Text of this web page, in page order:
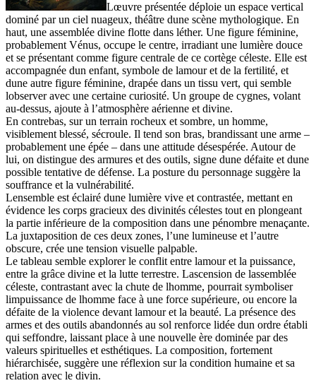
Lœuvre présentée déploie un espace vertical
dominé par un ciel nuageux, théâtre dune scène mythologique. En
haut, une assemblée divine flotte dans léther. Une figure féminine,
probablement Vénus, occupe le centre, irradiant une lumière douce
et se présentant comme figure centrale de ce cortège céleste. Elle est
accompagnée dun enfant, symbole de lamour et de la fertilité, et
dune autre figure féminine, drapée dans un tissu vert, qui semble
lobserver avec une certaine curiosité. Un groupe de cygnes, volant
au-dessus, ajoute à l’atmosphère aérienne et divine.
En contrebas, sur un terrain rocheux et sombre, un homme,
visiblement blessé, sécroule. Il tend son bras, brandissant une arme –
probablement une épée – dans une attitude désespérée. Autour de
lui, on distingue des armures et des outils, signe dune défaite et dune
possible tentative de défense. La posture du personnage suggère la
souffrance et la vulnérabilité.
Lensemble est éclairé dune lumière vive et contrastée, mettant en
évidence les corps gracieux des divinités célestes tout en plongeant
la partie inférieure de la composition dans une pénombre menaçante.
La juxtaposition de ces deux zones, l’une lumineuse et l’autre
obscure, crée une tension visuelle palpable.
Le tableau semble explorer le conflit entre lamour et la puissance,
entre la grâce divine et la lutte terrestre. Lascension de lassemblée
céleste, contrastant avec la chute de lhomme, pourrait symboliser
limpuissance de lhomme face à une force supérieure, ou encore la
défaite de la violence devant lamour et la beauté. La présence des
armes et des outils abandonnés au sol renforce lidée dun ordre établi
qui seffondre, laissant place à une nouvelle ère dominée par des
valeurs spirituelles et esthétiques. La composition, fortement
hiérarchisée, suggère une réflexion sur la condition humaine et sa
relation avec le divin.